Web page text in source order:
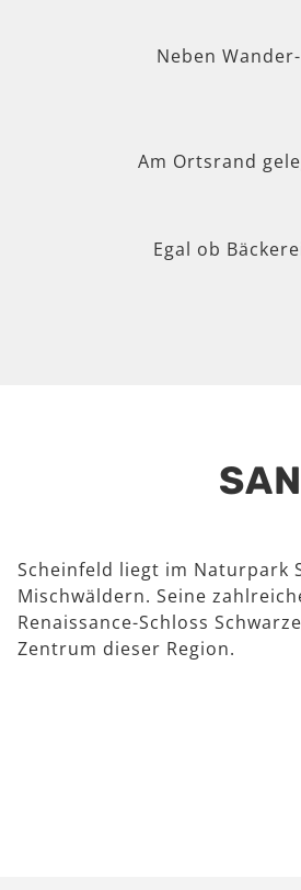
Neben
Am Ortsrand
Egal ob
Scheinfeld liegt im Naturpark
Mischwäldern. Seine
Renaissance-Schloss
Zentrum dieser Region.